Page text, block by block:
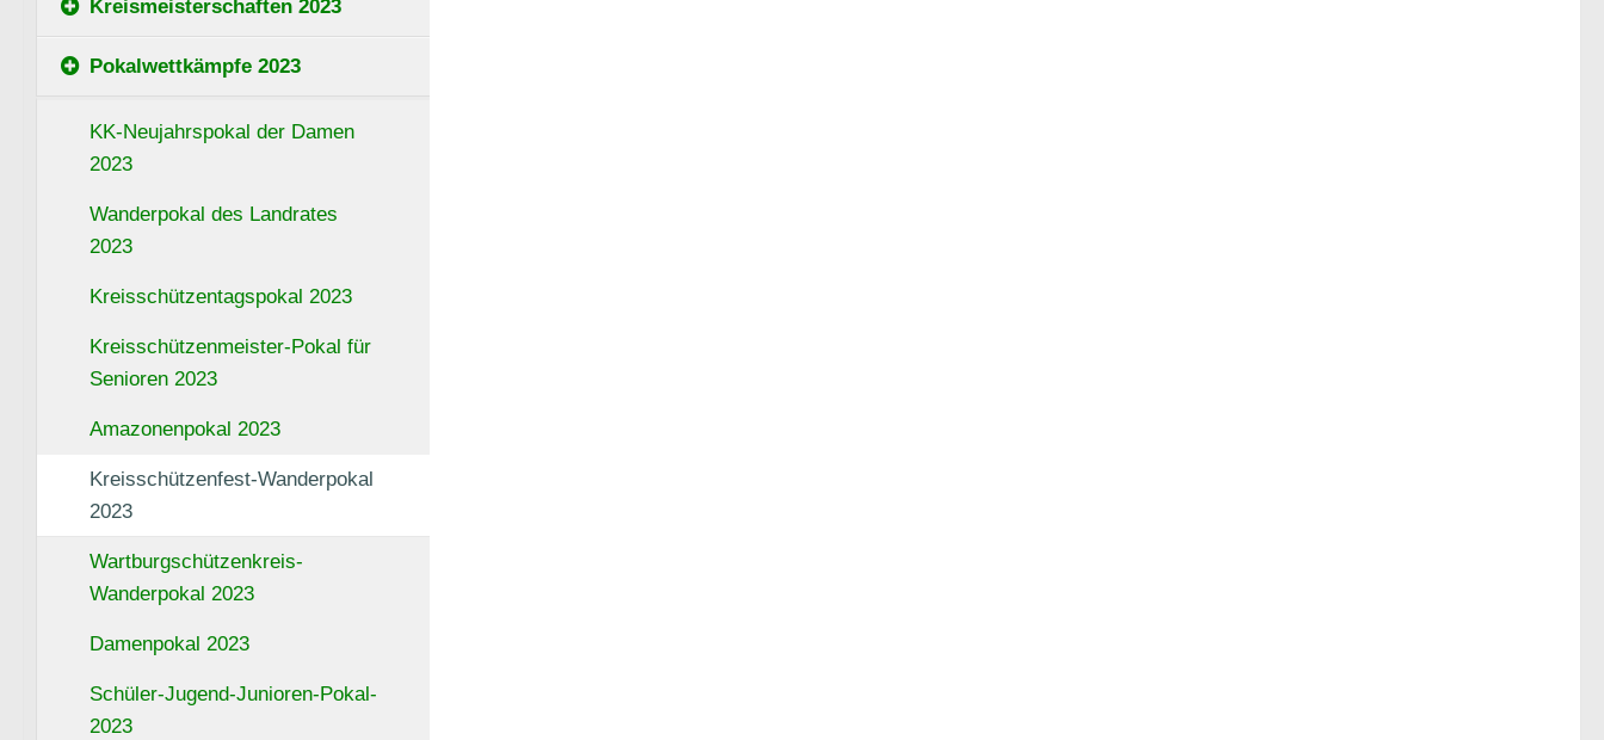
Kreismeisterschaften 2023
Pokalwettkämpfe 2023
KK-Neujahrspokal der Damen
2023
Wanderpokal des Landrates
2023
Kreisschützentagspokal 2023
Kreisschützenmeister-Pokal für
Senioren 2023
Amazonenpokal 2023
Kreisschützenfest-Wanderpokal
2023
Wartburgschützenkreis-
Wanderpokal 2023
Damenpokal 2023
Schüler-Jugend-Junioren-Pokal-
2023